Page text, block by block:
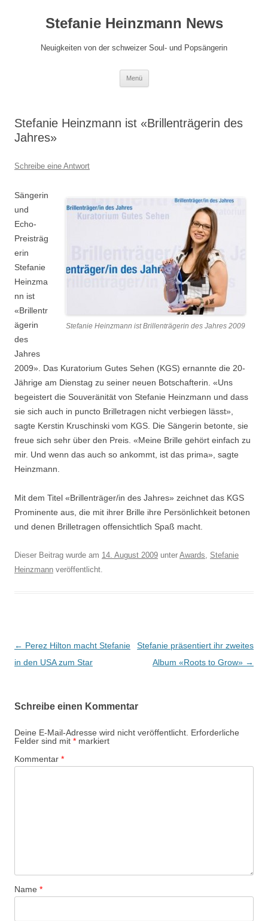
springenStefanie Heinzmann News
Neuigkeiten von der schweizer Soul- und Popsängerin
Menü
Stefanie Heinzmann ist «Brillenträgerin des
Jahres»
Schreibe eine Antwort
Stefanie Heinzmann ist Brillenträgerin des Jahres 2009
Sängerin
und
Echo-
Preisträg
erin
Stefanie
Heinzma
nn ist
«Brillentr
ägerin
des
Jahres
2009». Das Kuratorium Gutes Sehen (KGS) ernannte die 20-
Jährige am Dienstag zu seiner neuen Botschafterin. «Uns
begeistert die Souveränität von Stefanie Heinzmann und dass
sie sich auch in puncto Brilletragen nicht verbiegen lässt»,
sagte Kerstin Kruschinski vom KGS. Die Sängerin betonte, sie
freue sich sehr über den Preis. «Meine Brille gehört einfach zu
mir. Und wenn das auch so ankommt, ist das prima», sagte
Heinzmann.
Mit dem Titel «Brillenträger/in des Jahres» zeichnet das KGS
Prominente aus, die mit ihrer Brille ihre Persönlichkeit betonen
und denen Brilletragen offensichtlich Spaß macht.
Dieser Beitrag wurde am 14. August 2009 unter Awards, Stefanie
Heinzmann veröffentlicht.
Beitragsnavigation
← Perez Hilton macht Stefanie
in den USA zum Star
Stefanie präsentiert ihr zweites
Album «Roots to Grow» →
Schreibe einen Kommentar
Deine E-Mail-Adresse wird nicht veröffentlicht. Erforderliche
Felder sind mit * markiert
Kommentar *
Name *